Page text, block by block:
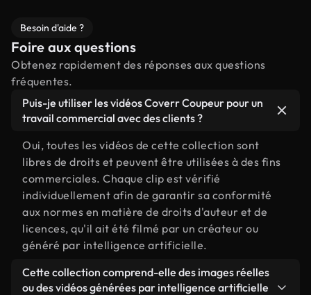
Besoin d'aide ?
Foire aux questions
Obtenez rapidement des réponses aux questions
fréquentes.
Puis-je utiliser les vidéos Coverr Coupeur pour un
travail commercial avec des clients ?
Oui, toutes les vidéos de cette collection sont
libres de droits et peuvent être utilisées à des fins
commerciales. Chaque clip est vérifié
individuellement afin de garantir sa conformité
aux normes en matière de droits d'auteur et de
licences, qu'il ait été filmé par un créateur ou
généré par intelligence artificielle.
Cette collection comprend-elle des images réelles
ou des vidéos générées par intelligence artificielle